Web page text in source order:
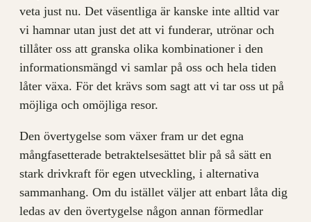
veta just nu. Det väsentliga är kanske inte alltid var
vi hamnar utan just det att vi funderar, utrönar och
tillåter oss att granska olika kombinationer i den
informationsmängd vi samlar på oss och hela tiden
låter växa. För det krävs som sagt att vi tar oss ut på
möjliga och omöjliga resor.
Den övertygelse som växer fram ur det egna
mångfasetterade betraktelsesättet blir på så sätt en
stark drivkraft för egen utveckling, i alternativa
sammanhang. Om du istället väljer att enbart låta dig
ledas av den övertygelse någon annan förmedlar